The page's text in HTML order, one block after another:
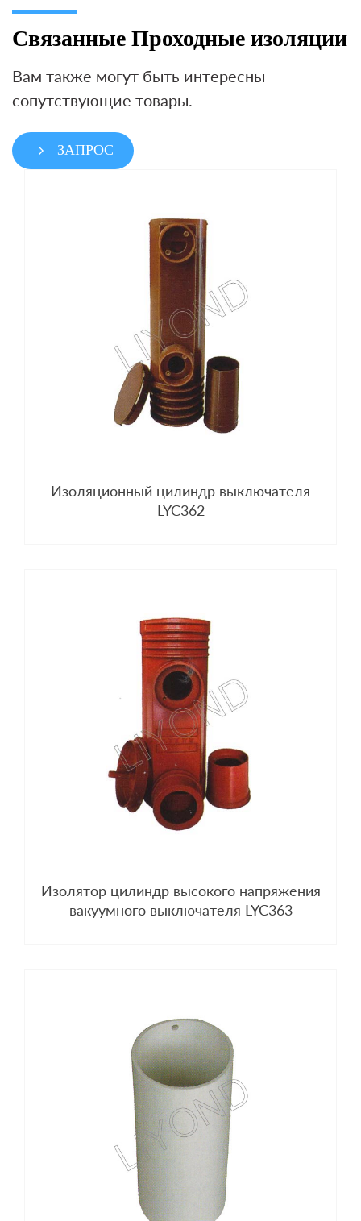
Связанные Проходные изоляции
Вам также могут быть интересны
сопутствующие товары.
ЗАПРОС
Изоляционный цилиндр выключателя
LYC362
Изолятор цилиндр высокого напряжения
вакуумного выключателя LYC363